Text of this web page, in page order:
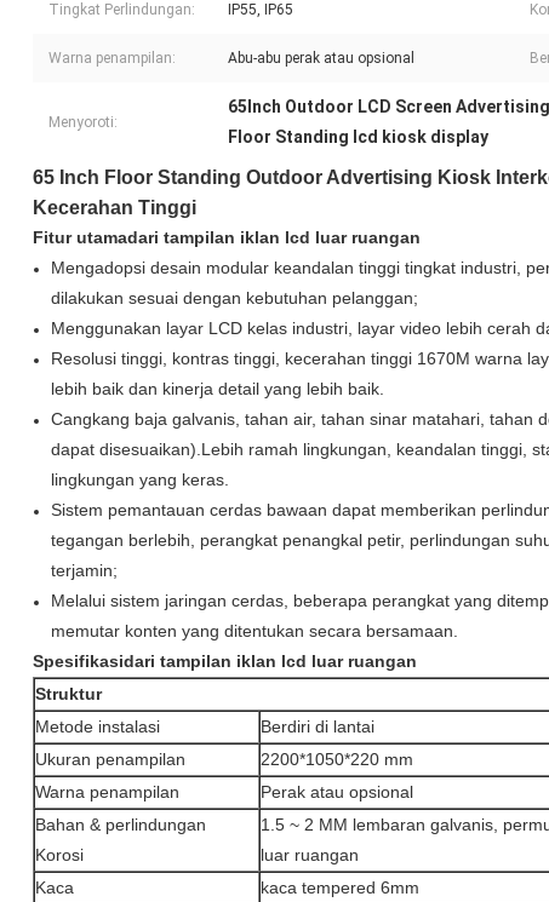
Tingkat Perlindungan: IP55, IP65
Warna penampilan: Abu-abu perak atau opsional
Menyoroti:
65Inch Outdoor LCD Screen Advertising
Floor Standing lcd kiosk display
65 Inch Floor Standing Outdoor Advertising Kiosk
Kecerahan Tinggi
Fitur utamadari tampilan iklan lcd luar ruangan
Mengadopsi desain modular keandalan tinggi tingkat industri,
dilakukan sesuai dengan kebutuhan pelanggan;
Menggunakan layar LCD kelas industri, layar video lebih cerah
Resolusi tinggi, kontras tinggi, kecerahan tinggi 1670M warna
lebih baik dan kinerja detail yang lebih baik.
Cangkang baja galvanis, tahan air, tahan sinar matahari, tahan
dapat disesuaikan).Lebih ramah lingkungan, keandalan tinggi,
lingkungan yang keras.
Sistem pemantauan cerdas bawaan dapat memberikan
tegangan berlebih, perangkat penangkal petir, perlindungan
terjamin;
Melalui sistem jaringan cerdas, beberapa perangkat yang
memutar konten yang ditentukan secara bersamaan.
Spesifikasidari tampilan iklan lcd luar ruangan
Struktur
Metode instalasi
Berdiri di lantai
Ukuran penampilan
2200*1050*220 mm
Warna penampilan
Perak atau opsional
Bahan & perlindungan
Korosi
1.5 ~ 2 MM lembaran galvanis,
luar ruangan
Kaca
kaca tempered 6mm